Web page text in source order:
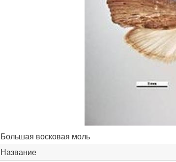
Большая восковая моль
Название